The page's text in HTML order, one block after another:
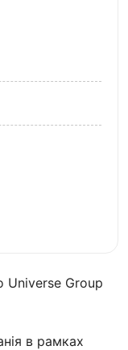
Universe Group
в рамках